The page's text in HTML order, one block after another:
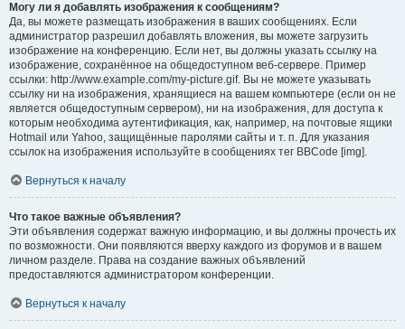
Могу ли я добавлять изображения к сообщениям?
Да, вы можете размещать изображения в ваших сообщениях. Если
администратор разрешил добавлять вложения, вы можете загрузить
изображение на конференцию. Если нет, вы должны указать ссылку на
изображение, сохранённое на общедоступном веб-сервере. Пример
ссылки: http://www.example.com/my-picture.gif. Вы не можете указывать
ссылку ни на изображения, хранящиеся на вашем компьютере (если он не
является общедоступным сервером), ни на изображения, для доступа к
которым необходима аутентификация, как, например, на почтовые ящики
Hotmail или Yahoo, защищённые паролями сайты и т. п. Для указания
ссылок на изображения используйте в сообщениях тег BBCode [img].
Вернуться к началу
Что такое важные объявления?
Эти объявления содержат важную информацию, и вы должны прочесть их
по возможности. Они появляются вверху каждого из форумов и в вашем
личном разделе. Права на создание важных объявлений
предоставляются администратором конференции.
Вернуться к началу